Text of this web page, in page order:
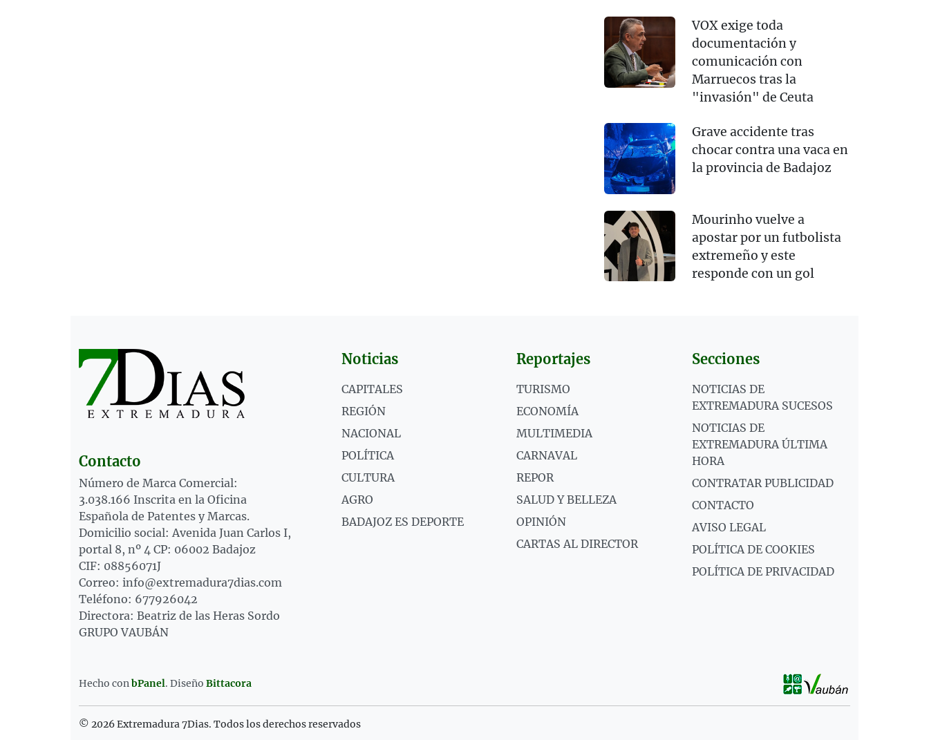
VOX exige toda
documentación y
comunicación con
Marruecos tras la
"invasión" de Ceuta
Grave accidente tras
chocar contra una vaca en
la provincia de Badajoz
Mourinho vuelve a
apostar por un futbolista
extremeño y este
responde con un gol
Contacto
Número de Marca Comercial:
3.038.166 Inscrita en la Oficina
Española de Patentes y Marcas.
Domicilio social: Avenida Juan Carlos I,
portal 8, nº 4 CP: 06002 Badajoz
CIF: 08856071J
Correo: info@extremadura7dias.com
Teléfono: 677926042
Directora: Beatriz de las Heras Sordo
GRUPO VAUBÁN
Noticias
CAPITALES
REGIÓN
NACIONAL
POLÍTICA
CULTURA
AGRO
BADAJOZ ES DEPORTE
Reportajes
TURISMO
ECONOMÍA
MULTIMEDIA
CARNAVAL
REPOR
SALUD Y BELLEZA
OPINIÓN
CARTAS AL DIRECTOR
Secciones
NOTICIAS DE
EXTREMADURA SUCESOS
NOTICIAS DE
EXTREMADURA ÚLTIMA
HORA
CONTRATAR PUBLICIDAD
CONTACTO
AVISO LEGAL
POLÍTICA DE COOKIES
POLÍTICA DE PRIVACIDAD
Hecho conbPanel. Diseño Bittacora
© 2026 Extremadura 7Dias. Todos los derechos reservados